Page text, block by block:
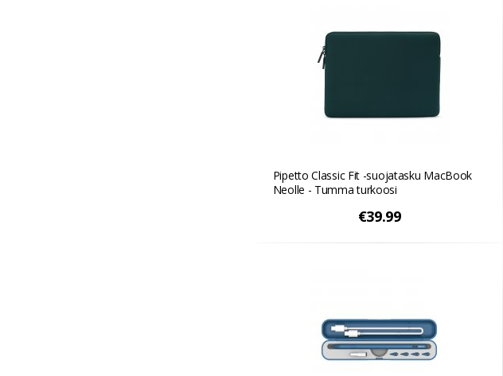
Pipetto Classic Fit -suojatasku MacBook
Neolle - Tumma turkoosi
€39.99